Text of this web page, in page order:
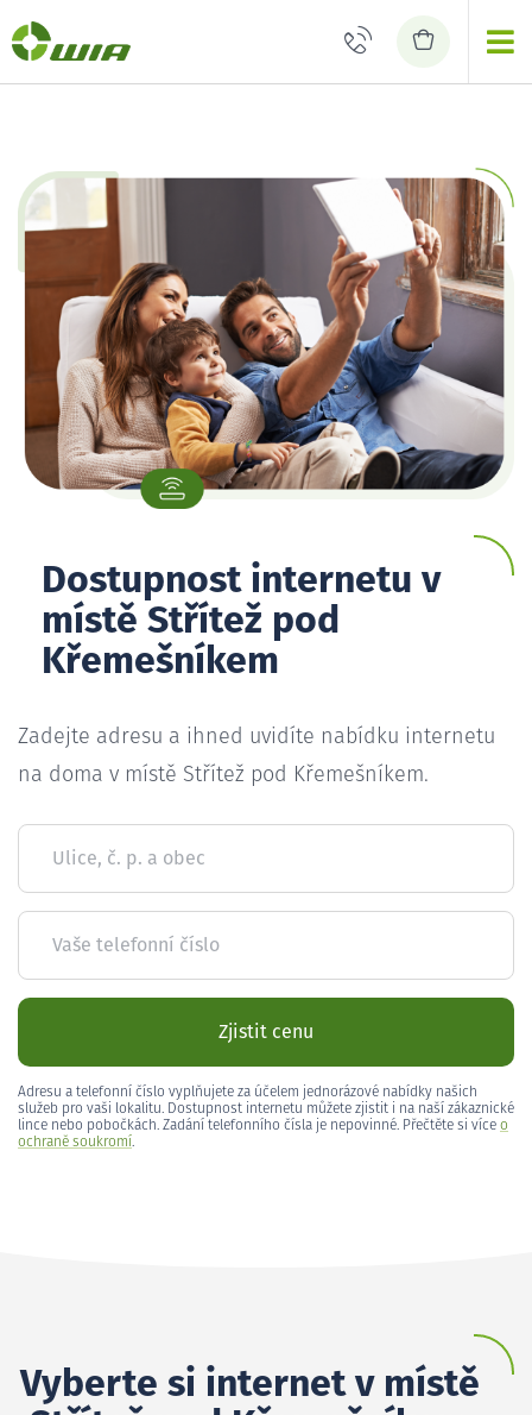
Dostupnost internetu v
místě Střítež pod
Křemešníkem
Zadejte adresu a ihned uvidíte nabídku internetu
na doma v místě Střítež pod Křemešníkem.
Ulice, č. p. a obec
Vaše telefonní číslo
Zjistit cenu
Adresu a telefonní číslo vyplňujete za účelem jednorázové nabídky našich
služeb pro vaši lokalitu. Dostupnost internetu můžete zjistit i na naší zákaznické
lince nebo pobočkách. Zadání telefonního čísla je nepovinné. Přečtěte si více o
ochraně soukromí.
Vyberte si internet v místě